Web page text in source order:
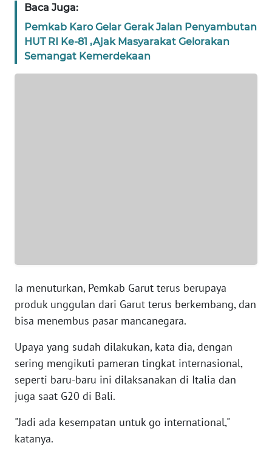
Baca Juga:
Pemkab Karo Gelar Gerak Jalan Penyambutan
HUT RI Ke-81 ,Ajak Masyarakat Gelorakan
Semangat Kemerdekaan
Ia menuturkan, Pemkab Garut terus berupaya
produk unggulan dari Garut terus berkembang, dan
bisa menembus pasar mancanegara.
Upaya yang sudah dilakukan, kata dia, dengan
sering mengikuti pameran tingkat internasional,
seperti baru-baru ini dilaksanakan di Italia dan
juga saat G20 di Bali.
"Jadi ada kesempatan untuk go international,"
katanya.
DISCLAIMER
Wahana
News
Regional
WN
NTT
KEPRI
WN
PAPUA
WN
PAPUA
BARAT